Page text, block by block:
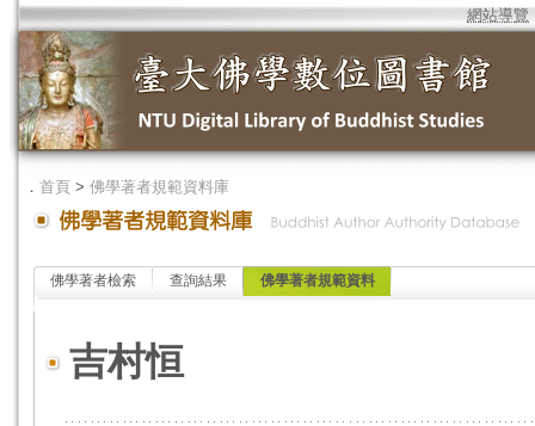
網站導覽
． 首頁 > 佛學著者規範資料庫
佛學著者檢索 查詢結果 佛學著者規範資料
吉村恒